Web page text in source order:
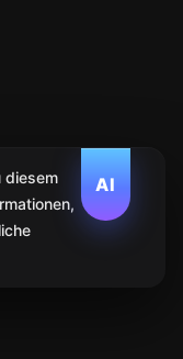
AI
diesem